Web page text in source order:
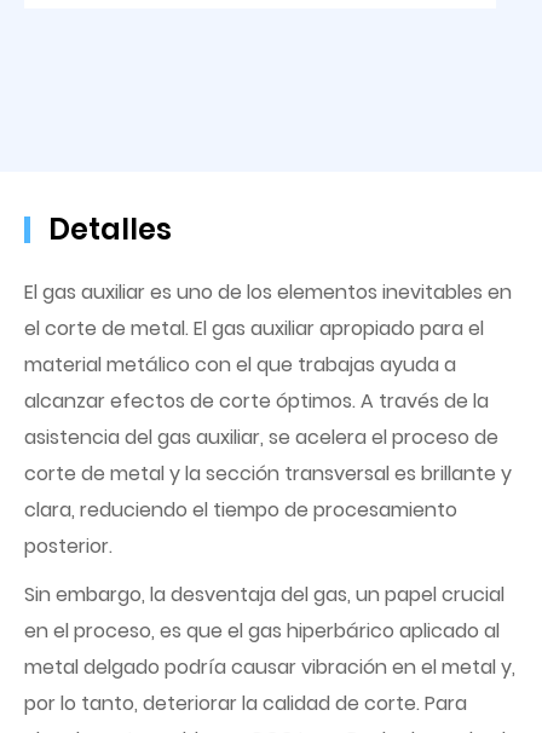
Detalles
El gas auxiliar es uno de los elementos inevitables en
el corte de metal. El gas auxiliar apropiado para el
material metálico con el que trabajas ayuda a
alcanzar efectos de corte óptimos. A través de la
asistencia del gas auxiliar, se acelera el proceso de
corte de metal y la sección transversal es brillante y
clara, reduciendo el tiempo de procesamiento
posterior.
Sin embargo, la desventaja del gas, un papel crucial
en el proceso, es que el gas hiperbárico aplicado al
metal delgado podría causar vibración en el metal y,
por lo tanto, deteriorar la calidad de corte. Para